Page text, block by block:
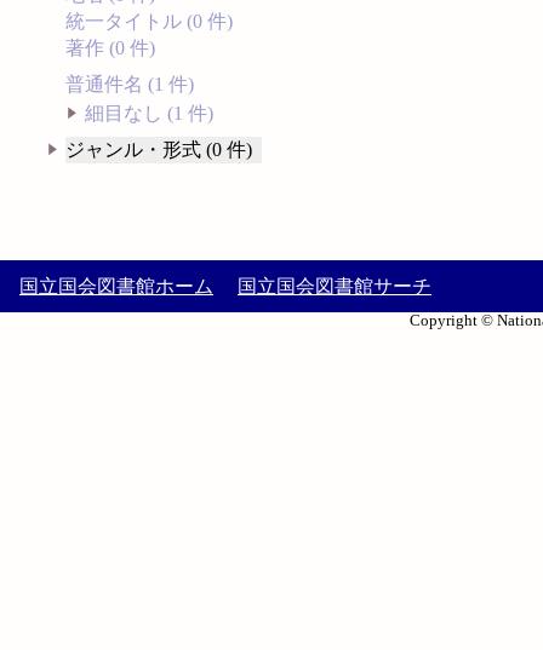
統一タイトル (0 件)
著作 (0 件)
普通件名 (1 件)
細目なし (1 件)
ジャンル・形式 (0 件)
国立国会図書館ホーム 国立国会図書館サーチ
Copyright ©